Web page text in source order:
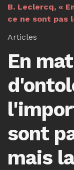
B. Leclercq, «
ce ne sont pas
Articles
En
sont
mais